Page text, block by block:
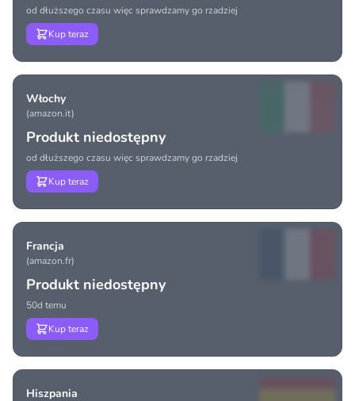
od dłuższego czasu więc sprawdzamy go rzadziej
Kup teraz
Włochy
(amazon.it)
Produkt niedostępny
od dłuższego czasu więc sprawdzamy go rzadziej
Kup teraz
Francja
(amazon.fr)
Produkt niedostępny
50d temu
Kup teraz
Hiszpania